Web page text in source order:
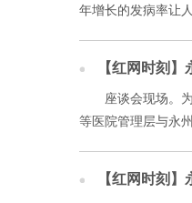
年增长的发病率让
【红网时刻
座谈会现场。
等医院管理层与永
【红网时刻